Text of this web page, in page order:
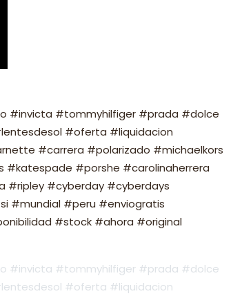
#invicta #tommyhilfiger #prada #dolce
#oferta #liquidacion
#carrera #polarizado #michaelkors
#porshe #carolinaherrera
#ripley #cyberday #cyberdays
#mundial #peru #enviogratis
#stock #ahora #original
#invicta #tommyhilfiger #prada #dolce
#oferta #liquidacion